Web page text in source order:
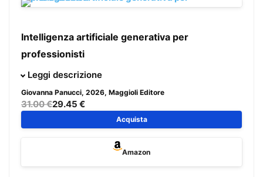
Intelligenza artificiale generativa per
professionisti
Questo non è (solo) un libro sull’AI generativa:
usoprofessionale, replicabile e sicuro
operativa per imparare a dialogare con i modelli, costruire
workflow efficaci e verificare gli output, anche in contesti
Leggi descrizione
Giovanna Panucci, 2026, Maggioli Editore
31.00 €29.45 €
Acquista
Amazon